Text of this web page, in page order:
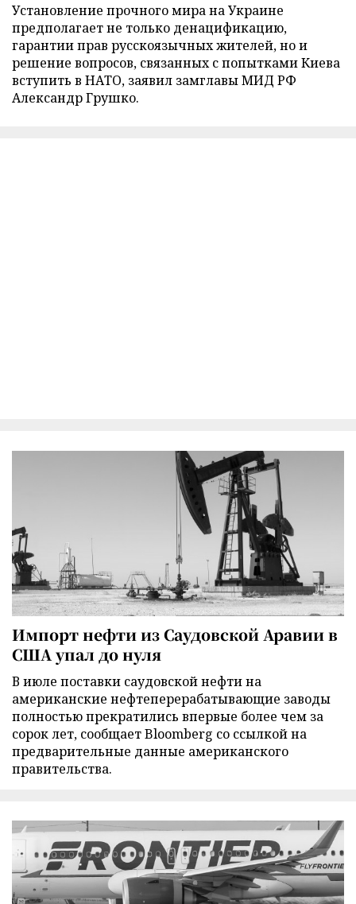
Установление прочного мира на Украине
предполагает не только денацификацию,
гарантии прав русскоязычных жителей, но и
решение вопросов, связанных с попытками Киева
вступить в НАТО, заявил замглавы МИД РФ
Александр Грушко.
Импорт нефти из Саудовской Аравии в
США упал до нуля
В июле поставки саудовской нефти на
американские нефтеперерабатывающие заводы
полностью прекратились впервые более чем за
сорок лет, сообщает Bloomberg со ссылкой на
предварительные данные американского
правительства.